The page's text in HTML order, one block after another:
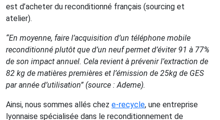
est d’acheter du reconditionné français (sourcing et
atelier).
“En moyenne, faire l’acquisition d’un téléphone mobile
reconditionné plutôt que d’un neuf permet d’éviter 91 à 77%
de son impact annuel. Cela revient à prévenir l’extraction de
82 kg de matières premières et l’émission de 25kg de GES
par année d’utilisation” (source : Ademe).
Ainsi, nous sommes allés chez e-recycle, une entreprise
lyonnaise spécialisée dans le reconditionnement de